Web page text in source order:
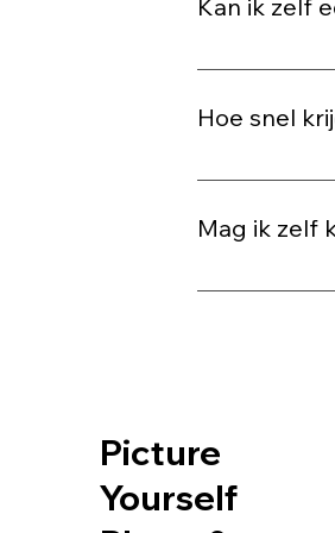
Kan ik zelf
Nee, de
Hoe snel
Je ontvangt
Mag ik zelf
In de meeste
Picture
Yourself